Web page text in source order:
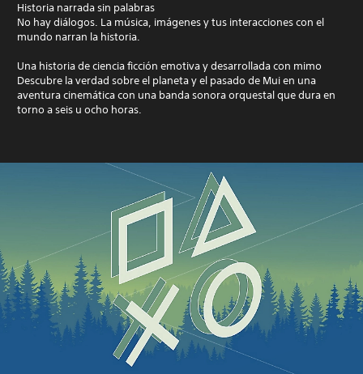
Historia narrada sin palabras
No hay diálogos. La música, imágenes y tus interacciones con el
mundo narran la historia.
Una historia de ciencia ficción emotiva y desarrollada con mimo
Descubre la verdad sobre el planeta y el pasado de Mui en una
aventura cinemática con una banda sonora orquestal que dura en
torno a seis u ocho horas.